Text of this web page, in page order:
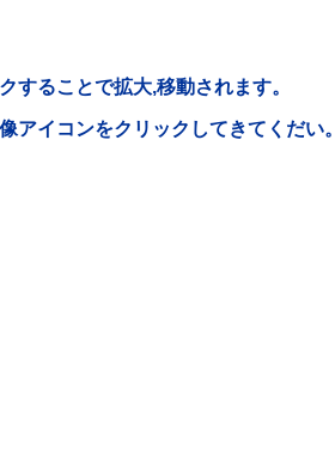
することで拡大,移動されます。
アイコンをクリックしてきてくだい。